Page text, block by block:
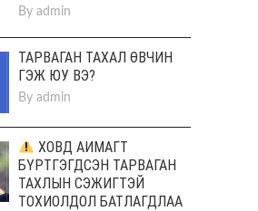
By admin
ТАРВАГАН ТАХАЛ ӨВЧИН
ГЭЖ ЮУ ВЭ?
By admin
ХОВД АЙМАГТ
БҮРТГЭГДСЭН ТАРВАГАН
ТАХЛЫН СЭЖИГТЭЙ
ТОХИОЛДОЛ БАТЛАГДЛАА